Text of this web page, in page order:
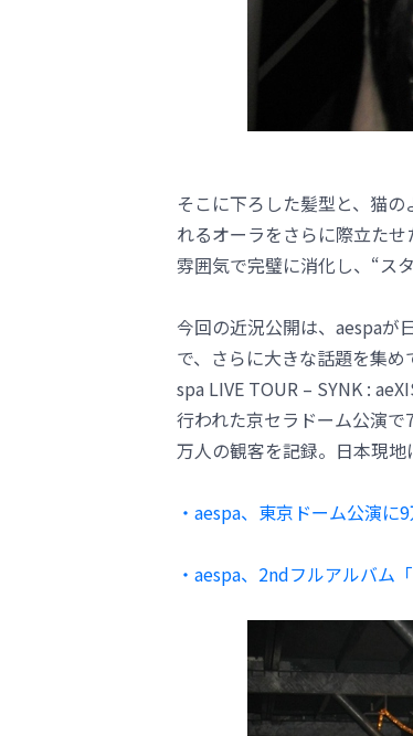
そこに下ろした髪型と、猫
れるオーラをさらに際立た
雰囲気で完璧に消化し、“ス
今回の近況公開は、aespaが
で、さらに大きな話題を集
spa LIVE TOUR – SYNK :
行われた京セラドーム公演
万人の観客を記録。日本現地
・aespa、東京ドーム公演
・aespa、2ndフルアルバム